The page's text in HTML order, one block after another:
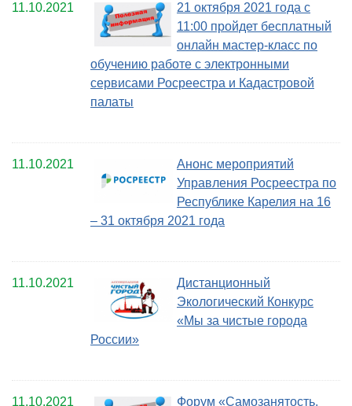
11.10.2021
21 октября 2021 года с
11:00 пройдет бесплатный
онлайн мастер-класс по
обучению работе с электронными
сервисами Росреестра и Кадастровой
палаты
11.10.2021
Анонс мероприятий
Управления Росреестра по
Республике Карелия на 16
– 31 октября 2021 года
11.10.2021
Дистанционный
Экологический Конкурс
«Мы за чистые города
России»
11.10.2021
Форум «Самозанятость.